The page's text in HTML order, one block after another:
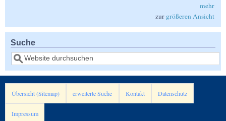
mehr
zur größeren Ansicht
Suche
Suche
Übersicht (Sitemap) erweiterte Suche Kontakt Datenschutz
Impressum